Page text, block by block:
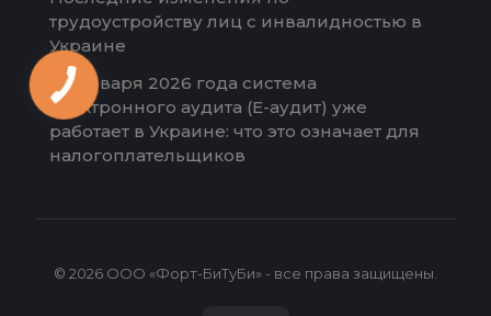
трудоустройству лиц с инвалидностью в
Украине
С 1 января 2026 года система
электронного аудита (Е-аудит) уже
работает в Украине: что это означает для
налогоплательщиков
© 2026 ООО «Форт-БиТуБи» - все права защищены.